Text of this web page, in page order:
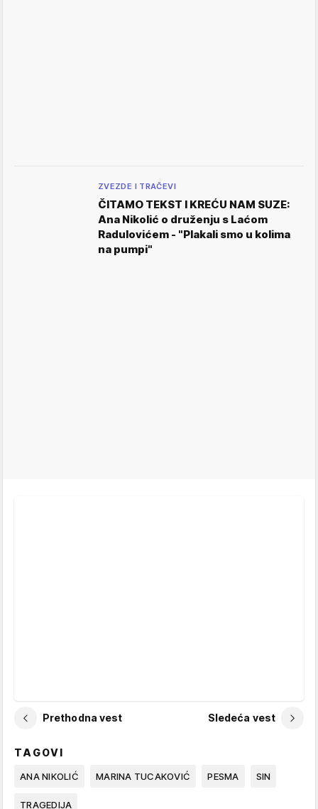
ZVEZDE I TRAČEVI
ČITAMO TEKST I KREĆU NAM SUZE:
Ana Nikolić o druženju s Laćom
Radulovićem - "Plakali smo u kolima
na pumpi"
Prethodna vest Sledeća vest
TAGOVI
ANA NIKOLIĆ MARINA TUCAKOVIĆ PESMA SIN
TRAGEDIJA